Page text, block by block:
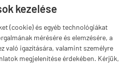
kezelése
(cookie) és egyéb technológiákat
mérésére és elemzésére, a
való igazítására, valamint személyre
megjelenítése érdekében. Kérjük,